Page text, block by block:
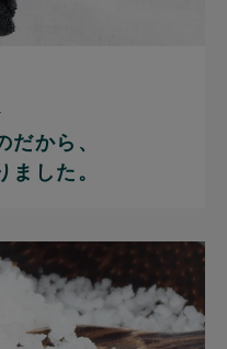
だから、
ました。